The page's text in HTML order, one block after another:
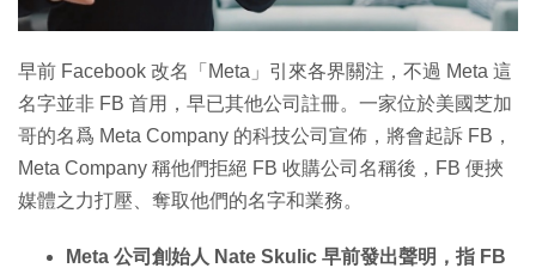
早前 Facebook 改名「Meta」引來各界關注，不過 Meta 這
名字並非 FB 首用，早已其他公司註冊。一家位於美國芝加
哥的名爲 Meta Company 的科技公司宣佈，將會起訴 FB，
Meta Company 稱他們拒絕 FB 收購公司名稱後，FB 便挾
媒體之力打壓、奪取他們的名字和業務。
Meta 公司創始人 Nate Skulic 早前發出聲明，指 FB